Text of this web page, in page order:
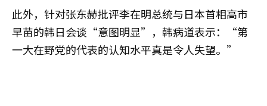
此外，针对张东赫批评李在明总统与日本首相高市
早苗的韩日会谈“意图明显”，韩病道表示：“第
一大在野党的代表的认知水平真是令人失望。”